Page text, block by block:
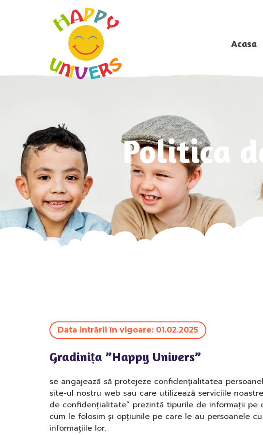
Acasa
Politica
Data intrării în vigoare: 01.02.2025
Gradinița ”Happy Univers”
se angajează să protejeze confidențialitatea
site-ul nostru web sau care utilizează serviciile
de confidențialitate” prezintă tipurile de informații pe
cum le folosim și opțiunile pe care le au persoanele
informațiile lor.